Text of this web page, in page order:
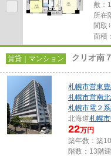
敷：
所在
間取
面積
賃貸｜マンション クリオ南
札幌市営東
札幌市営南
札幌市電２
北海道札幌
22万円
築年数：築
階数：13階建